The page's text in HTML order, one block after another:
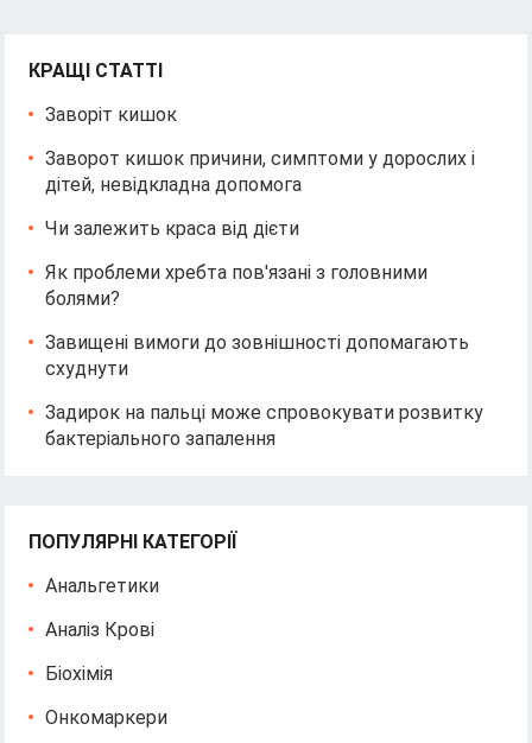
КРАЩІ СТАТТІ
Заворіт кишок
Заворот кишок причини, симптоми у дорослих і
дітей, невідкладна допомога
Чи залежить краса від дієти
Як проблеми хребта пов'язані з головними
болями?
Завищені вимоги до зовнішності допомагають
схуднути
Задирок на пальці може спровокувати розвитку
бактеріального запалення
ПОПУЛЯРНІ КАТЕГОРІЇ
Анальгетики
Аналіз Крові
Біохімія
Онкомаркери